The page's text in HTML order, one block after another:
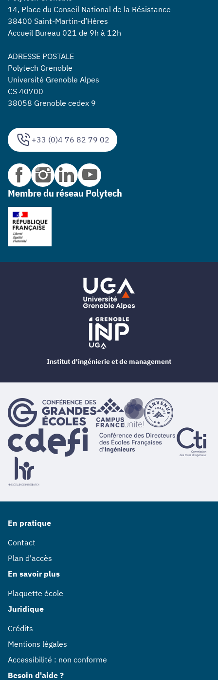
+33 (0)4 76 82 79 02
14, Place du Conseil National de la Résistance
38400 Saint-Martin-d’Hères
Accueil Bureau 021 de 9h à 12h
ADRESSE POSTALE
Polytech Grenoble
Université Grenoble Alpes
CS 40700
38058 Grenoble cedex 9
Membre du réseau Polytech
En pratique
Contact
Plan d'accès
En savoir plus
Plaquette école
Juridique
Crédits
Mentions légales
Accessibilité : non conforme
Besoin d'aide ?
Institut d'ingénierie et de management